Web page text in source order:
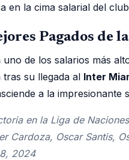
en la cima salarial del
Pagados de
de los salarios más
tras su llegada al Inter
a la impresionante
en la Liga de
Cardoza, Oscar Santis,
2024